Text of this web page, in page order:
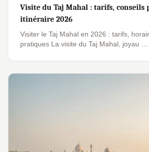
Visite du Taj Mahal : tarifs, conseils
itinéraire 2026
Visiter le Taj Mahal en 2026 : tarifs,
pratiques La visite du Taj Mahal, joyau …